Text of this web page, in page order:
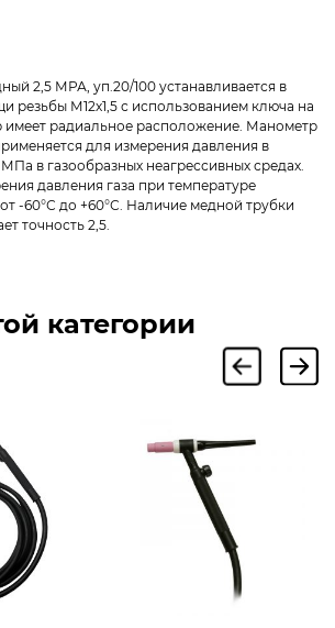
2,5 МРА, уп.20/100 устанавливается в
резьбы М12х1,5 с использованием ключа на
имеет радиальное расположение. Манометр
для измерения давления в
в газообразных неагрессивных средах.
давления газа при температуре
-60°С до +60°С. Наличие медной трубки
точность 2,5.
категории